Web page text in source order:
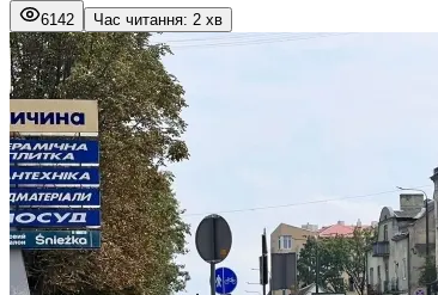
6142 Час читання: 2 хв